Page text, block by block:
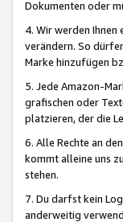
Dokumenten oder
4. Wir werden
verändern. So
Marke hinzufügen
5. Jede Amazon-
grafischen oder
platzieren, der die
6. Alle Rechte an
kommt alleine uns
stehen.
7. Du darfst kein
anderweitig